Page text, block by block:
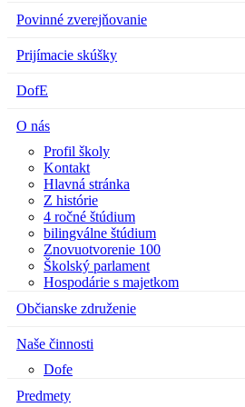
Povinné zverejňovanie
Prijímacie skúšky
DofE
O nás
Profil školy
Kontakt
Hlavná stránka
Z histórie
4 ročné štúdium
bilingválne štúdium
Znovuotvorenie 100
Školský parlament
Hospodárie s majetkom
Občianske združenie
Naše činnosti
Dofe
Predmety